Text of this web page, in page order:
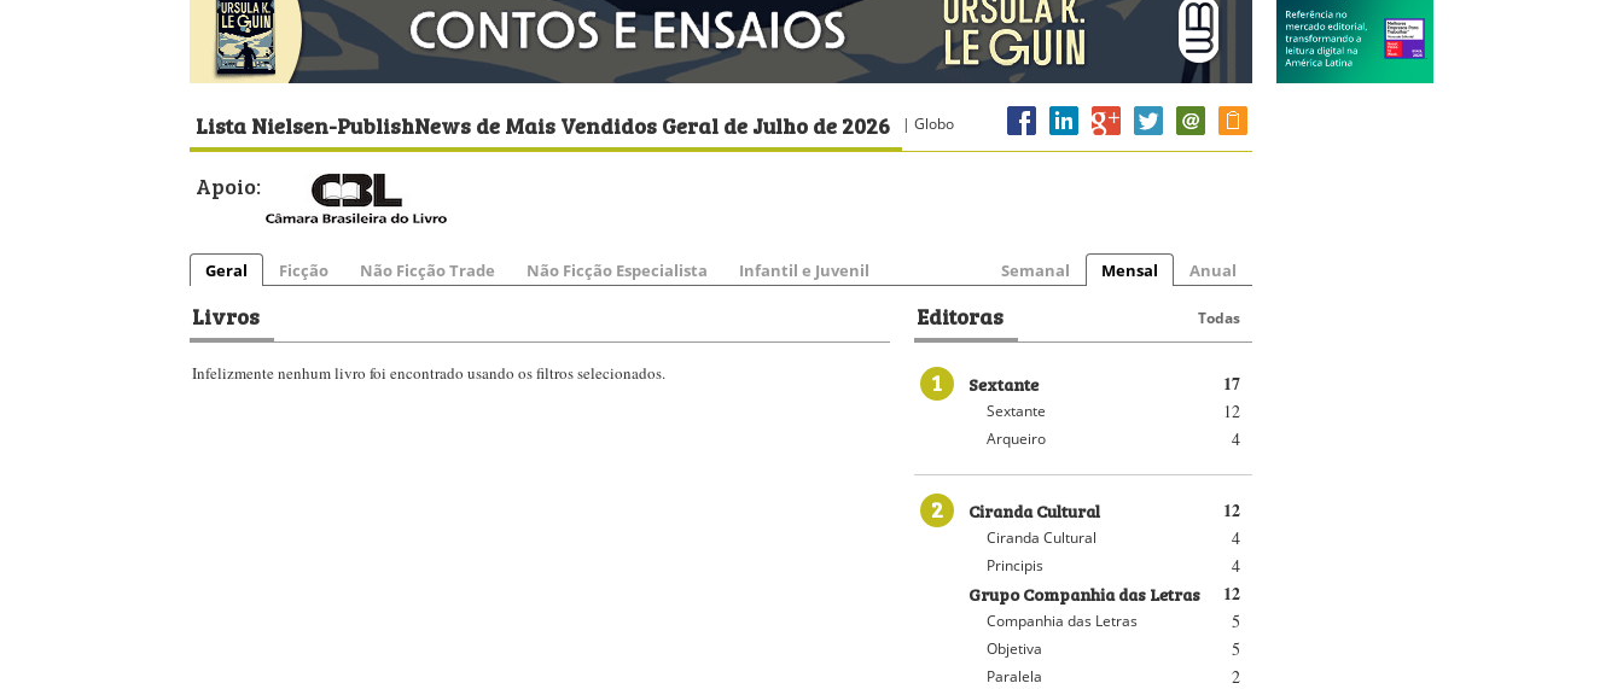
Lista Nielsen-PublishNews de Mais Vendidos Geral de Julho de 2026 | Globo
Apoio:
Geral Ficção Não Ficção Trade Não Ficção Especialista Infantil e Juvenil Semanal Mensal Anual
Livros
Infelizmente nenhum livro foi encontrado usando os filtros selecionados.
Editoras Todas
1 17
Sextante
12
Sextante
4
Arqueiro
2 12
Ciranda Cultural
4
Ciranda Cultural
4
Principis
12
Grupo Companhia das Letras
5
Companhia das Letras
5
Objetiva
2
Paralela